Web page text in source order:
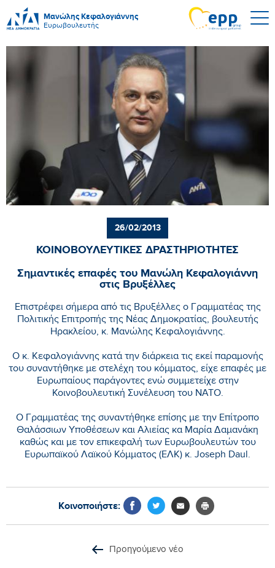
Μανώλης Κεφαλογιάννης
Ευρωβουλευτής
26/02/2013
ΚΟΙΝΟΒΟΥΛΕΥΤΙΚΕΣ ΔΡΑΣΤΗΡΙΟΤΗΤΕΣ
Σημαντικές επαφές του Μανώλη Κεφαλογιάννη
στις Βρυξέλλες
Επιστρέφει σήμερα από τις Βρυξέλλες ο Γραμματέας της
Πολιτικής Επιτροπής της Νέας Δημοκρατίας, βουλευτής
Ηρακλείου, κ. Μανώλης Κεφαλογιάννης.
Ο κ. Κεφαλογιάννης κατά την διάρκεια τις εκεί παραμονής
του συναντήθηκε με στελέχη του κόμματος, είχε επαφές με
Ευρωπαίους παράγοντες ενώ συμμετείχε στην
Κοινοβουλευτική Συνέλευση του ΝΑΤΟ.
Ο Γραμματέας της συναντήθηκε επίσης με την Επίτροπο
Θαλάσσιων Υποθέσεων και Αλιείας κα Μαρία Δαμανάκη
καθώς και με τον επικεφαλή των Ευρωβουλευτών του
Ευρωπαϊκού Λαϊκού Κόμματος (ΕΛΚ) κ. Joseph Daul.
Κοινοποιήστε:
Προηγούμενο νέο